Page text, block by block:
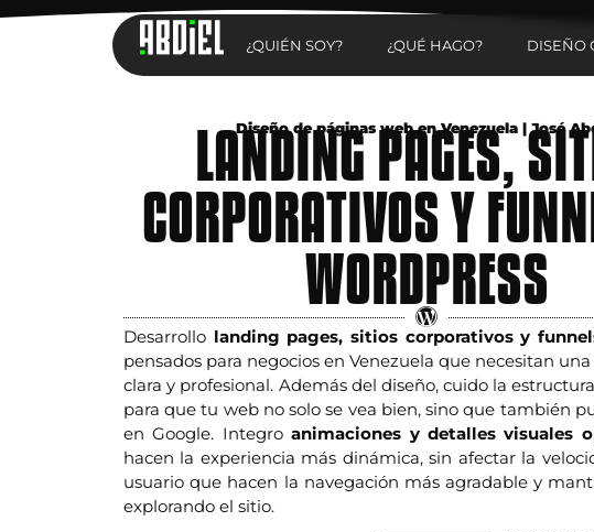
¿QUIÉN SOY? ¿QUÉ HAGO? DISEÑO
Diseño de páginas web en Venezuela | José
LANDING PAGES,
CORPORATIVOS Y
WORDPRESS
Desarrollo landing pages, sitios corporativos y
pensados para negocios en Venezuela que necesitan
clara y profesional. Además del diseño, cuido la
para que tu web no solo se vea bien, sino que también
en Google. Integroanimaciones y detalles visuales
hacen la experiencia más dinámica, sin afectar la
usuario que hacen la navegación más agradable y
explorando el sitio.